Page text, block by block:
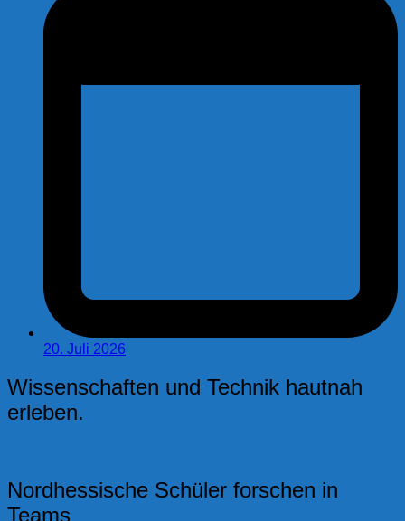
20. Juli 2026
Wissenschaften und Technik hautnah
erleben.
Nordhessische Schüler forschen in
Teams